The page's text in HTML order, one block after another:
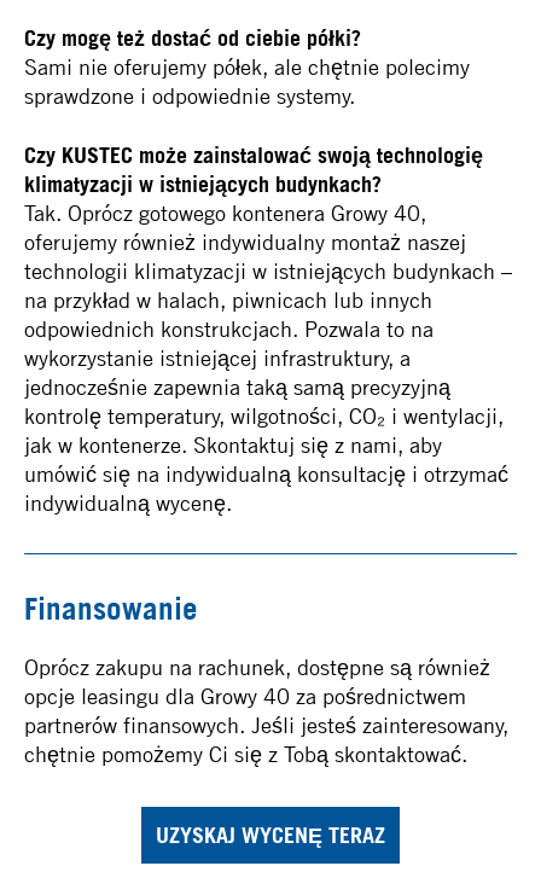
Czy mogę też dostać od ciebie półki?
Sami nie oferujemy półek, ale chętnie polecimy
sprawdzone i odpowiednie systemy.
Czy KUSTEC może zainstalować swoją technologię
klimatyzacji w istniejących budynkach?
Tak. Oprócz gotowego kontenera Growy 40,
oferujemy również indywidualny montaż naszej
technologii klimatyzacji w istniejących budynkach –
na przykład w halach, piwnicach lub innych
odpowiednich konstrukcjach. Pozwala to na
wykorzystanie istniejącej infrastruktury, a
jednocześnie zapewnia taką samą precyzyjną
kontrolę temperatury, wilgotności, CO₂ i wentylacji,
jak w kontenerze. Skontaktuj się z nami, aby
umówić się na indywidualną konsultację i otrzymać
indywidualną wycenę.
Finansowanie
Oprócz zakupu na rachunek, dostępne są również
opcje leasingu dla Growy 40 za pośrednictwem
partnerów finansowych. Jeśli jesteś zainteresowany,
chętnie pomożemy Ci się z Tobą skontaktować.
UZYSKAJ WYCENĘ TERAZ